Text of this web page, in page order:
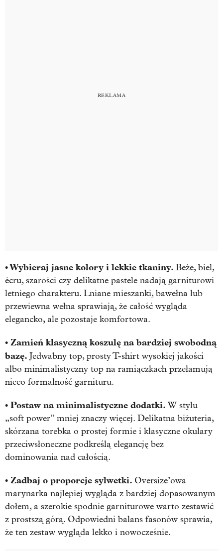
• Wybieraj jasne kolory i lekkie tkaniny. Beże, biel,
écru, szarości czy delikatne pastele nadają garniturowi
letniego charakteru. Lniane mieszanki, bawełna lub
przewiewna wełna sprawiają, że całość wygląda
elegancko, ale pozostaje komfortowa.
• Zamień klasyczną koszulę na bardziej swobodną
bazę. Jedwabny top, prosty T-shirt wysokiej jakości
albo minimalistyczny top na ramiączkach przełamują
nieco formalność garnituru.
• Postaw na minimalistyczne dodatki. W stylu
„soft power” mniej znaczy więcej. Delikatna biżuteria,
skórzana torebka o prostej formie i klasyczne okulary
przeciwsłoneczne podkreślą elegancję bez
dominowania nad całością.
• Zadbaj o proporcje sylwetki. Oversize’owa
marynarka najlepiej wygląda z bardziej dopasowanym
dołem, a szerokie spodnie garniturowe warto zestawić
z prostszą górą. Odpowiedni balans fasonów sprawia,
że ten zestaw wygląda lekko i nowocześnie.